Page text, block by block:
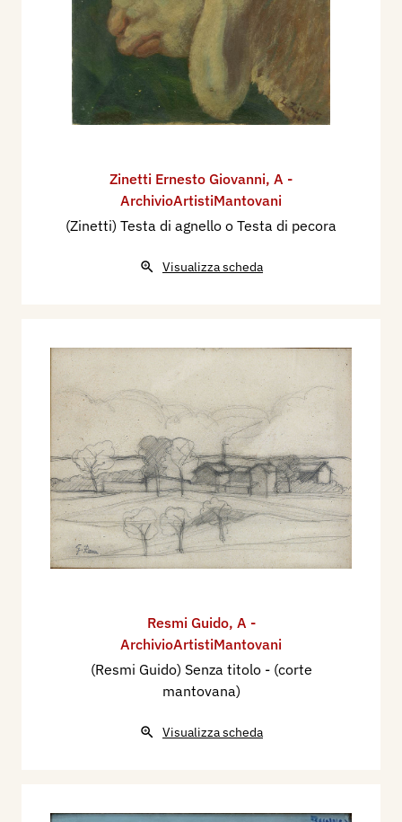
Zinetti Ernesto Giovanni, A -
ArchivioArtistiMantovani
(Zinetti) Testa di agnello o Testa di pecora
Visualizza scheda
Resmi Guido, A -
ArchivioArtistiMantovani
(Resmi Guido) Senza titolo - (corte
mantovana)
Visualizza scheda